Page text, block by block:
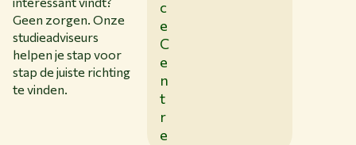
Geen zorgen. Onze
studieadviseurs
helpen je stap voor
stap de juiste richting
te vinden.
c
e
C
e
n
t
r
e